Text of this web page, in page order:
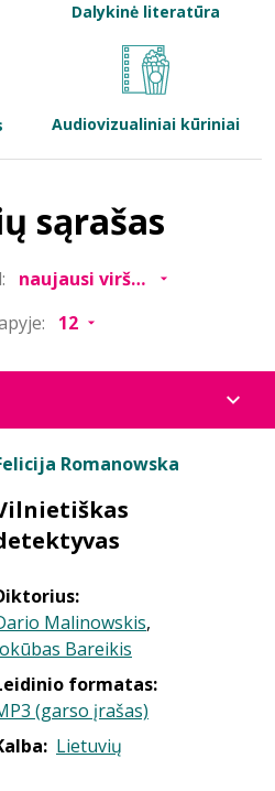
Dalykinė literatūra
Audiovizualiniai kūriniai
sąrašas
Romanowska
Malinowskis,
Bareikis
formatas:
(garso įrašas)
Lietuvių